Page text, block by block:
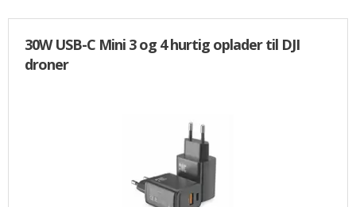
30W USB-C Mini 3 og 4 hurtig oplader til DJI
droner